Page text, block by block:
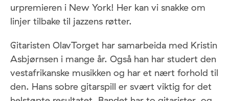
urpremieren i New York! Her kan vi snakke om
linjer tilbake til jazzens røtter.
Gitaristen OlavTorget har samarbeida med Kristin
Asbjørnsen i mange år. Også han har studert den
vestafrikanske musikken og har et nært forhold til
den. Hans sobre gitarspill er svært viktig for det